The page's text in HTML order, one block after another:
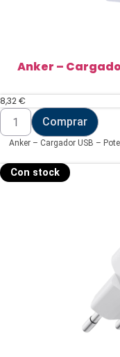
Anker –
8,32€
Anker
Cargador
USB
234-
WCHARGER-
Comprar
Anker – Cargador USB –
Con stock